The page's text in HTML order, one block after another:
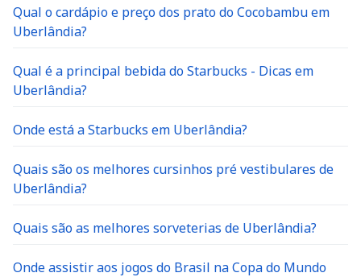
Qual o cardápio e preço dos prato do Cocobambu em
Uberlândia?
Qual é a principal bebida do Starbucks - Dicas em
Uberlândia?
Onde está a Starbucks em Uberlândia?
Quais são os melhores cursinhos pré vestibulares de
Uberlândia?
Quais são as melhores sorveterias de Uberlândia?
Onde assistir aos jogos do Brasil na Copa do Mundo